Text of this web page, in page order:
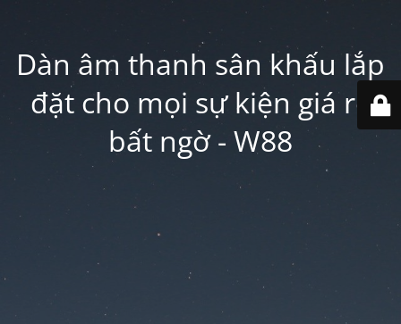
Dàn âm thanh sân khấu lắp
đặt cho mọi sự kiện giá rẻ
bất ngờ - W88